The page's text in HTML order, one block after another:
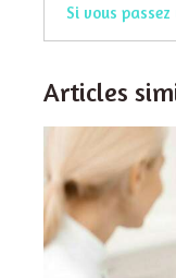
Articles